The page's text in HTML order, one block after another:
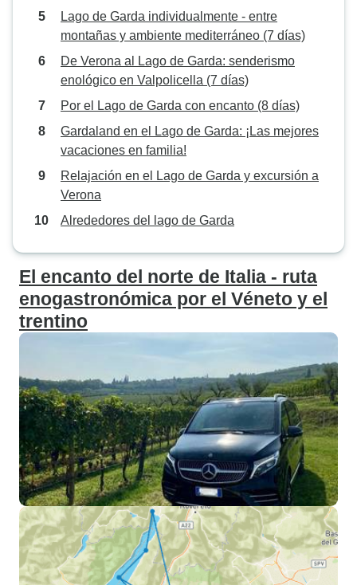
Lago de Garda individualmente - entre
montañas y ambiente mediterráneo (7 días)
De Verona al Lago de Garda: senderismo
enológico en Valpolicella (7 días)
Por el Lago de Garda con encanto (8 días)
Gardaland en el Lago de Garda: ¡Las mejores
vacaciones en familia!
Relajación en el Lago de Garda y excursión a
Verona
Alrededores del lago de Garda
El encanto del norte de Italia - ruta
enogastronómica por el Véneto y el
trentino